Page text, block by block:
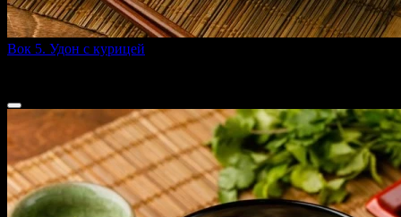
Вок 5. Удон с курицей